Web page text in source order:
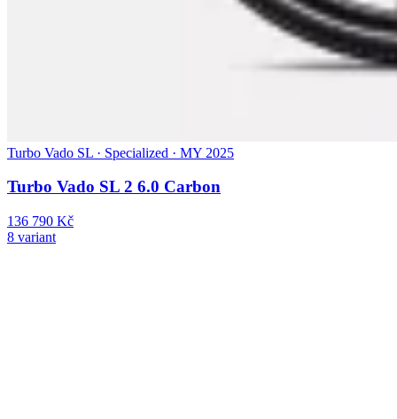
Turbo Vado SL · Specialized · MY 2025
Turbo Vado SL 2 6.0 Carbon
136 790 Kč
8 variant